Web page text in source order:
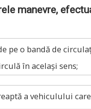
manevre,
pe o bandă de
în același sens;
a vehiculului